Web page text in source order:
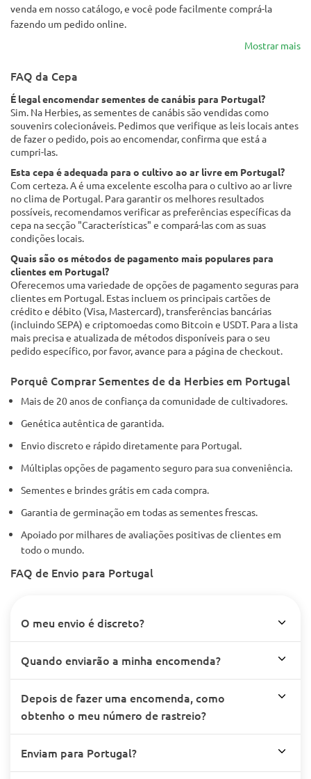
venda em nosso catálogo, e você pode facilmente comprá-la
fazendo um pedido online.
Mostrar mais
FAQ da Cepa
É legal encomendar sementes de canábis para Portugal?
Sim. Na Herbies, as sementes de canábis são vendidas como
souvenirs colecionáveis. Pedimos que verifique as leis locais antes
de fazer o pedido, pois ao encomendar, confirma que está a
cumpri-las.
Esta cepa é adequada para o cultivo ao ar livre em Portugal?
Com certeza. A é uma excelente escolha para o cultivo ao ar livre
no clima de Portugal. Para garantir os melhores resultados
possíveis, recomendamos verificar as preferências específicas da
cepa na secção "Características" e compará-las com as suas
condições locais.
Quais são os métodos de pagamento mais populares para
clientes em Portugal?
Oferecemos uma variedade de opções de pagamento seguras para
clientes em Portugal. Estas incluem os principais cartões de
crédito e débito (Visa, Mastercard), transferências bancárias
(incluindo SEPA) e criptomoedas como Bitcoin e USDT. Para a lista
mais precisa e atualizada de métodos disponíveis para o seu
pedido específico, por favor, avance para a página de checkout.
Porquê Comprar Sementes de da Herbies em Portugal
Mais de 20 anos de confiança da comunidade de cultivadores.
Genética autêntica de garantida.
Envio discreto e rápido diretamente para Portugal.
Múltiplas opções de pagamento seguro para sua conveniência.
Sementes e brindes grátis em cada compra.
Garantia de germinação em todas as sementes frescas.
Apoiado por milhares de avaliações positivas de clientes em
todo o mundo.
FAQ de Envio para Portugal
O meu envio é discreto?
Quando enviarão a minha encomenda?
Depois de fazer uma encomenda, como
obtenho o meu número de rastreio?
Enviam para Portugal?